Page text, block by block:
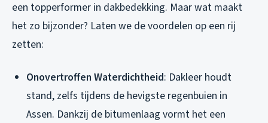
een topperformer in dakbedekking. Maar wat maakt
het zo bijzonder? Laten we de voordelen op een rij
zetten:
Onovertroffen Waterdichtheid: Dakleer houdt
stand, zelfs tijdens de hevigste regenbuien in
Assen. Dankzij de bitumenlaag vormt het een